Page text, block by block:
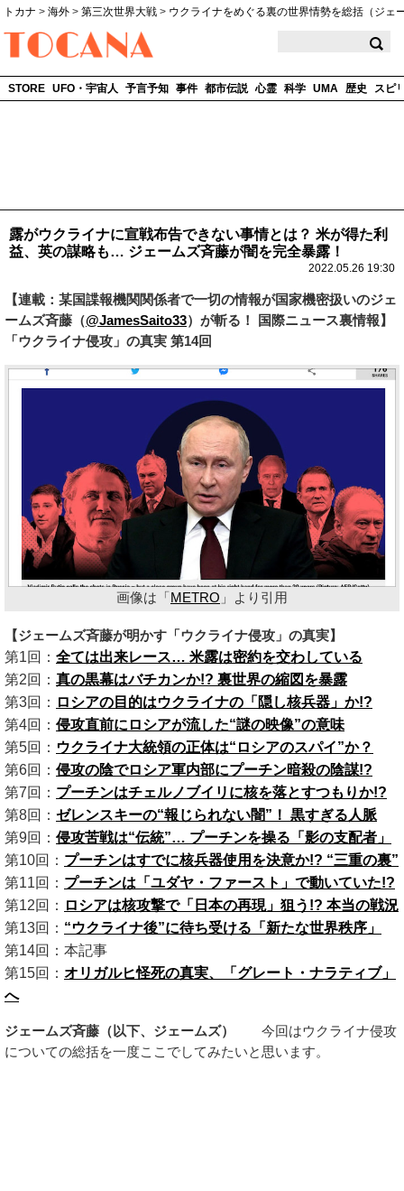
トカナ > 海外 > 第三次世界大戦 > ウクライナをめぐる裏の世界情勢を総括（ジェ
STORE UFO・宇宙人 予言予知 事件 都市伝説 心霊 科学 UMA 歴史 スピ
露がウクライナに宣戦布告できない事情とは？ 米が得た利
益、英の謀略も… ジェームズ斉藤が闇を完全暴露！
2022.05.26 19:30
【連載：某国諜報機関関係者で一切の情報が国家機密扱いのジェ
ームズ斉藤（@JamesSaito33）が斬る！ 国際ニュース裏情報】
「ウクライナ侵攻」の真実 第14回
画像は「METRO 」より引用
【ジェームズ斉藤が明かす「ウクライナ侵攻」の真実】
第1回： 全ては出来レース… 米露は密約を交わしている
第2回： 真の黒幕はバチカンか!? 裏世界の縮図を暴露
第3回： ロシアの目的はウクライナの「隠し核兵器」か!?
第4回： 侵攻直前にロシアが流した“謎の映像”の意味
第5回： ウクライナ大統領の正体は“ロシアのスパイ”か？
第6回： 侵攻の陰でロシア軍内部にプーチン暗殺の陰謀!?
第7回： プーチンはチェルノブイリに核を落とすつもりか!?
第8回： ゼレンスキーの“報じられない闇”！ 黒すぎる人脈
第9回： 侵攻苦戦は“伝統”… プーチンを操る「影の支配者」
第10回： プーチンはすでに核兵器使用を決意か!? “三重の裏”
第11回： プーチンは「ユダヤ・ファースト」で動いていた!?
第12回： ロシアは核攻撃で「日本の再現」狙う!? 本当の戦況
第13回： “ウクライナ後”に待ち受ける「新たな世界秩序」
第14回：本記事
第15回： オリガルヒ怪死の真実、「グレート・ナラティブ」
へ
ジェームズ斉藤（以下、ジェームズ）
今回はウクライナ侵攻
についての総括を一度ここでしてみたいと思います。